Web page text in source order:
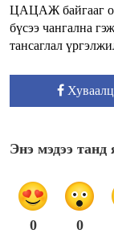
ЦАЦАЖ байгааг
бүсээ чангална
тансаглал
Энэ мэдээ танд
0 0